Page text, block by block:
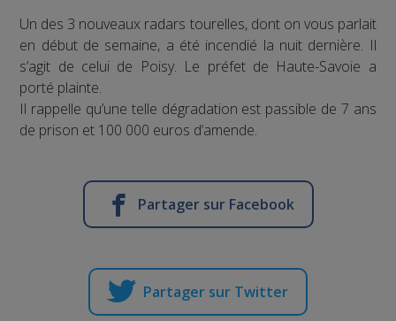
Un des 3 nouveaux radars tourelles, dont on vous parlait
en début de semaine, a été incendié la nuit dernière. Il
s’agit de celui de Poisy. Le préfet de Haute-Savoie a
porté plainte.
Il rappelle qu’une telle dégradation est passible de 7 ans
de prison et 100 000 euros d’amende.
Partager sur Facebook
Partager sur Twitter